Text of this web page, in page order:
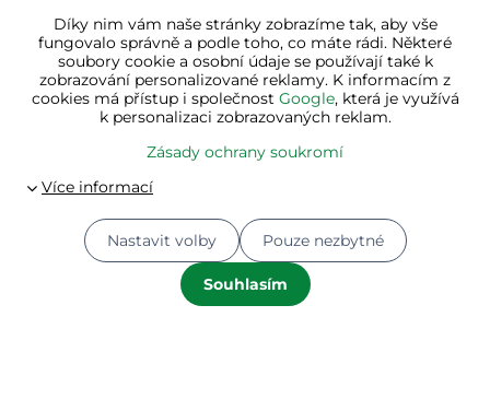
Dětská sedací sestava se
slunečníkem JASMIN,
Set seker TOMS sekera a
štípačka, 2ks,
černá/oranžová
★★★★★
★★★★★
★★★★★
Díky nim vám naše stránky zobrazíme tak, aby vše
fungovalo správně a podle toho, co máte rádi. Některé
soubory cookie a osobní údaje se používají také k
zobrazování personalizované reklamy. K informacím z
cookies má přístup i společnost Google, která je využívá
k personalizaci zobrazovaných reklam.
Zásady ochrany soukromí
Nastavit volby
Souhlasím
Pouze nezbytné